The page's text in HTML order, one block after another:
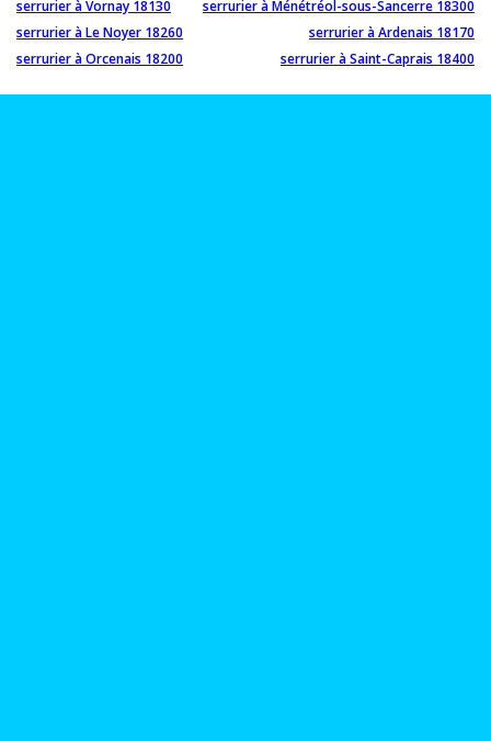
serrurier à Vornay 18130
serrurier à Ménétréol-sous-Sancerre 18300
serrurier à Le Noyer 18260
serrurier à Ardenais 18170
serrurier à Orcenais 18200
serrurier à Saint-Caprais 18400